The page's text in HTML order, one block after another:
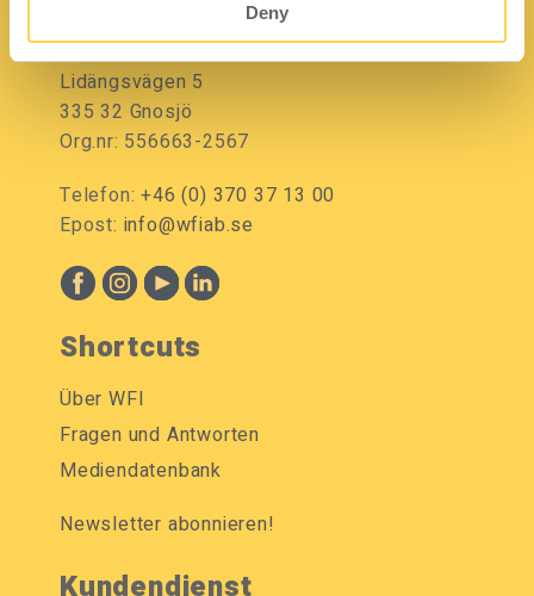
Deny
Kontakt
Lidängsvägen 5
335 32 Gnosjö
Org.nr: 556663-2567
Telefon:+46 (0) 370 37 13 00
Epost: info@wfiab.se
Shortcuts
Über WFI
Fragen und Antworten
Mediendatenbank
Newsletter abonnieren!
Kundendienst